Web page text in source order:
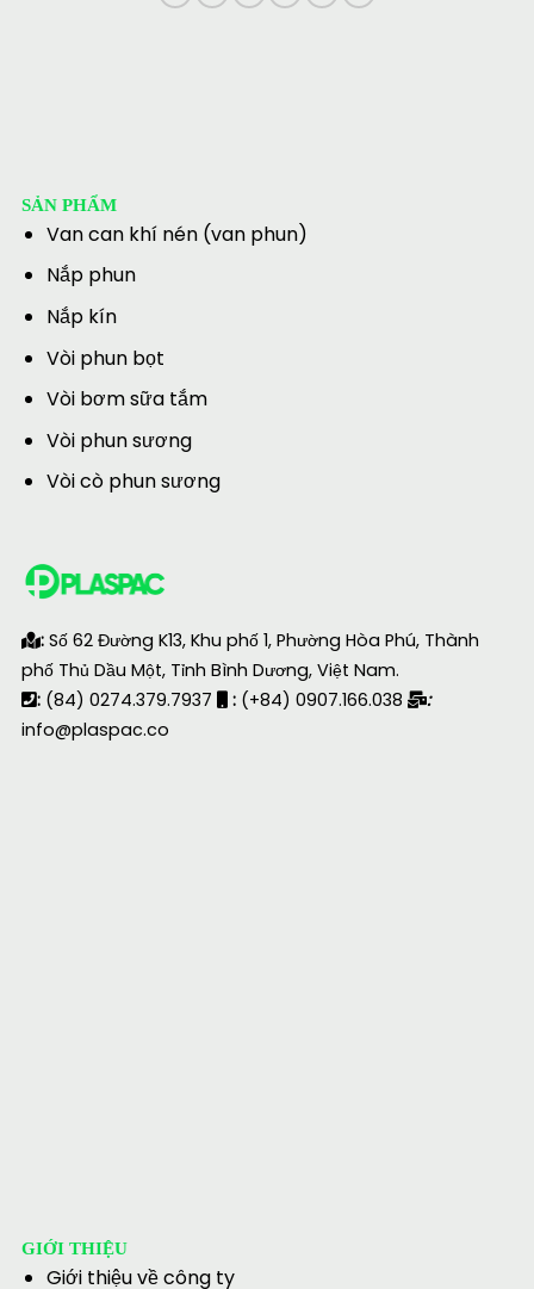
: Số 62 Đường K13, Khu phố 1, Phường Hòa Phú, Thành
phố Thủ Dầu Một, Tỉnh Bình Dương, Việt Nam.
: (84) 0274.379.7937 : (+84) 0907.166.038
:
info@plaspac.co
GIỚI THIỆU
Giới thiệu về công ty
SẢN PHẨM
Van can khí nén (van phun)
Nắp phun
Nắp kín
Vòi phun bọt
Vòi bơm sữa tắm
Vòi phun sương
Vòi cò phun sương